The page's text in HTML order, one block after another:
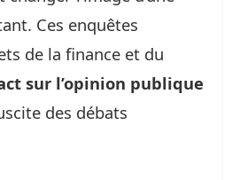
Ces enquêtes
de la finance et du
sur l’opinion publique
des débats